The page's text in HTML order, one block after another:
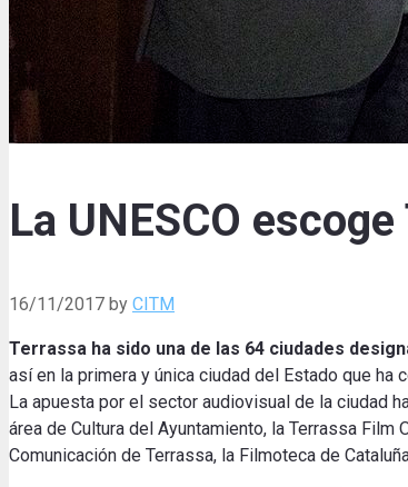
La UNESCO
16/11/2017 by CITM
Terrassa ha sido una de las 64 ciudades
así en la primera y única ciudad del Estado que ha
La apuesta por el sector audiovisual de la ciudad
área de Cultura del Ayuntamiento, la Terrassa Film
Comunicación de Terrassa, la Filmoteca de